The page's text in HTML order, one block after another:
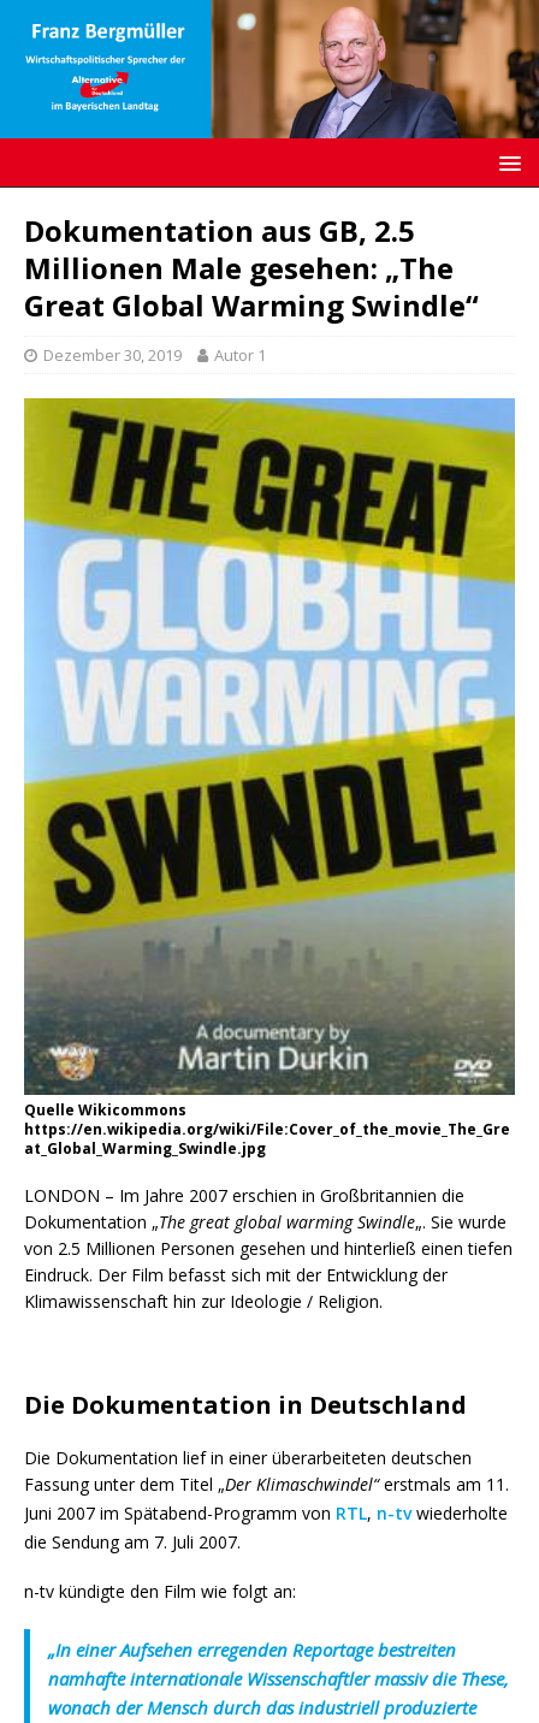
Dokumentation aus GB, 2.5
Millionen Male gesehen: „The
Great Global Warming Swindle“
Dezember 30, 2019 Autor 1
Quelle Wikicommons
https://en.wikipedia.org/wiki/File:Cover_of_the_movie_The_Gre
at_Global_Warming_Swindle.jpg
LONDON – Im Jahre 2007 erschien in Großbritannien die
Dokumentation „The great global warming Swindle„. Sie wurde
von 2.5 Millionen Personen gesehen und hinterließ einen tiefen
Eindruck. Der Film befasst sich mit der Entwicklung der
Klimawissenschaft hin zur Ideologie / Religion.
Die Dokumentation in Deutschland
Die Dokumentation lief in einer überarbeiteten deutschen
Fassung unter dem Titel „Der Klimaschwindel“erstmals am 11.
Juni 2007 im Spätabend-Programm von RTL, n-tvwiederholte
die Sendung am 7. Juli 2007.
n-tv kündigte den Film wie folgt an:
„In einer Aufsehen erregenden Reportage bestreiten
namhafte internationale Wissenschaftler massiv die These,
wonach der Mensch durch das industriell produzierte